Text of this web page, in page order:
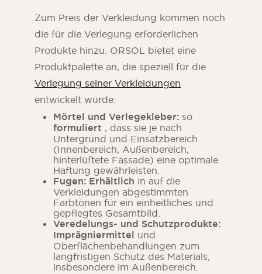
Zum Preis der Verkleidung kommen noch
die für die Verlegung erforderlichen
Produkte hinzu. ORSOL bietet eine
Produktpalette an, die speziell für die
Verlegung seiner Verkleidungen
entwickelt wurde:
Mörtel und Verlegekleber: so
formuliert , dass sie je nach
Untergrund und Einsatzbereich
(Innenbereich, Außenbereich,
hinterlüftete Fassade) eine optimale
Haftung gewährleisten.
Fugen: Erhältlich in auf die
Verkleidungen abgestimmten
Farbtönen für ein einheitliches und
gepflegtes Gesamtbild.
Veredelungs- und Schutzprodukte:
Imprägniermittel und
Oberflächenbehandlungen zum
langfristigen Schutz des Materials,
insbesondere im Außenbereich.